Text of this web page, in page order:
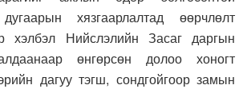
хязгаарлалтад өөрчлөлт
хэлбэл Нийслэлийн Засаг даргын
өнгөрсөн долоо хоногт
дагуу тэгш, сондгойгоор замын